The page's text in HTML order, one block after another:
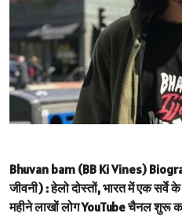
Bhuvan bam (BB Ki Vines)
जीवनी) :हेलो दोस्तों, भारत में एक सर्वे
महीने लाखों लोग YouTube चैनल शुरू